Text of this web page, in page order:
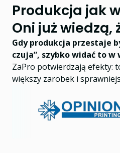
Produkcja jak
Oni już wiedzą,
Gdy produkcja przestaje
czuja”, szybko widać to w
ZaPro potwierdzają efekty:
większy zarobek i